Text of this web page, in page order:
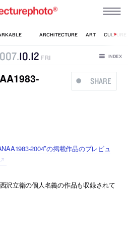
.10.12 FRI
SHARE
2004″の掲載作品のプレビュ
沢立衛の個人名義の作品も収録されて